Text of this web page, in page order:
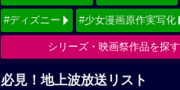
#ディズニー #少女漫画原作実写化
シリーズ・映画祭作品を探す
必見！地上波放送リスト